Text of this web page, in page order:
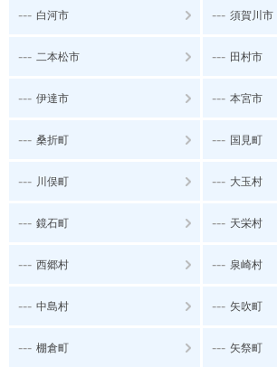
--- 白河市 --- 須賀川市
--- 二本松市 --- 田村市
--- 伊達市 --- 本宮市
--- 桑折町 --- 国見町
--- 川俣町 --- 大玉村
--- 鏡石町 --- 天栄村
--- 西郷村 --- 泉崎村
--- 中島村 --- 矢吹町
--- 棚倉町 --- 矢祭町